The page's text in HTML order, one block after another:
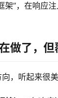
架”，在响应
做了，
，听起来很